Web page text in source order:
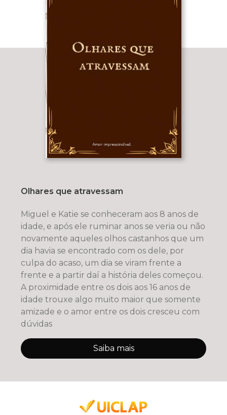
Olhares que atravessam
Miguel e Katie se conheceram aos 8 anos de
idade, e após ele ruminar anos se veria ou não
novamente aqueles olhos castanhos que um
dia havia se encontrado com os dele, por
culpa do acaso, um dia se viram frente a
frente e a partir daí a história deles começou.
A proximidade entre os dois aos 16 anos de
idade trouxe algo muito maior que somente
amizade e o amor entre os dois cresceu com
dúvidas
Saiba mais